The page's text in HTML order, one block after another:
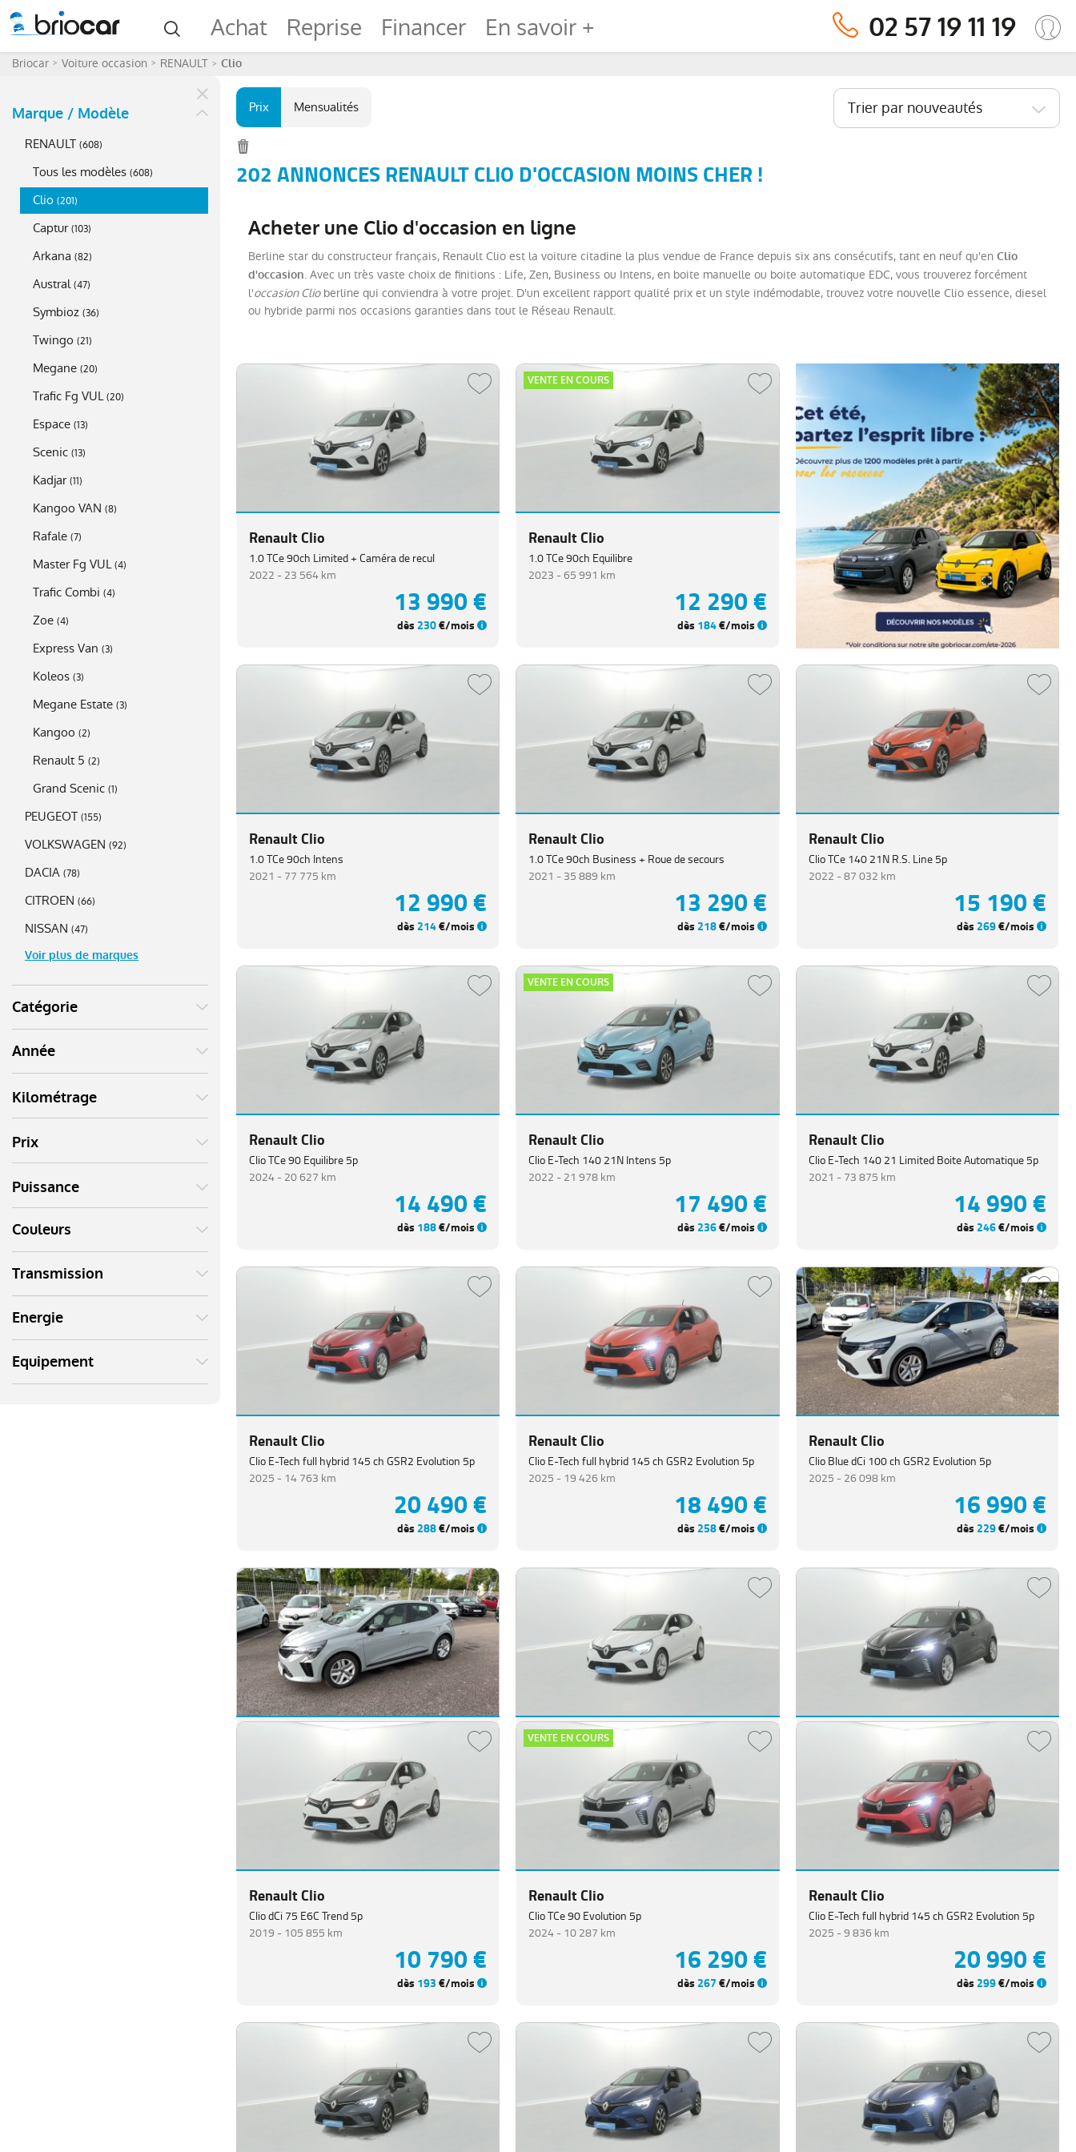
Achat Reprise Financer En savoir + 02 57 19 11 19
Briocar Voiture occasion RENAULT Clio
Marque / Modèle
RENAULT (608)
Tous les modèles (608)
Clio (201)
Captur (103)
Arkana (82)
Austral (47)
Symbioz (36)
Twingo (21)
Megane (20)
Trafic Fg VUL (20)
Espace (13)
Scenic (13)
Kadjar (11)
Kangoo VAN (8)
Rafale (7)
Master Fg VUL (4)
Trafic Combi (4)
Zoe (4)
Express Van (3)
Koleos (3)
Megane Estate (3)
Kangoo (2)
Renault 5 (2)
Grand Scenic (1)
PEUGEOT (155)
VOLKSWAGEN (92)
DACIA (78)
CITROEN (66)
NISSAN (47)
Voir plus de marques
Catégorie
Année
Kilométrage
Prix
Puissance
Couleurs
Transmission
Energie
Equipement
Prix Mensualités Trier par nouveautés
202 ANNONCES RENAULT CLIO D'OCCASION MOINS CHER !
Acheter une Clio d'occasion en ligne
Berline star du constructeur français, Renault Clio est la voiture citadine la plus vendue de France depuis six ans consécutifs, tant en neuf qu'en Clio
d'occasion. Avec un très vaste choix de finitions : Life, Zen, Business ou Intens, en boite manuelle ou boite automatique EDC, vous trouverez forcément
l'occasion Clioberline qui conviendra à votre projet. D'un excellent rapport qualité prix et un style indémodable, trouvez votre nouvelle Clio essence, diesel
ou hybride parmi nos occasions garanties dans tout le Réseau Renault.
Renault Clio
1.0 TCe 90ch Limited + Caméra de recul
2022 -23 564 km
13 990 €
dès 230€/mois
VENTE EN COURS
Renault Clio
1.0 TCe 90ch Equilibre
2023 -65 991 km
12 290 €
dès 184€/mois
Renault Clio
1.0 TCe 90ch Intens
2021 -77 775 km
12 990 €
dès 214€/mois
Renault Clio
1.0 TCe 90ch Business + Roue de secours
2021 -35 889 km
13 290 €
dès 218€/mois
Renault Clio
Clio TCe 140 21N R.S. Line 5p
2022 -87 032 km
15 190 €
dès 269€/mois
Renault Clio
Clio TCe 90 Equilibre 5p
2024 -20 627 km
14 490 €
dès 188€/mois
VENTE EN COURS
Renault Clio
Clio E-Tech 140 21N Intens 5p
2022 -21 978 km
17 490 €
dès 236€/mois
Renault Clio
Clio E-Tech 140 21 Limited Boite Automatique 5p
2021 -73 875 km
14 990 €
dès 246€/mois
Renault Clio
Clio E-Tech full hybrid 145 ch GSR2 Evolution 5p
2025 - 14 763 km
20 490 €
dès 288€/mois
Renault Clio
Clio E-Tech full hybrid 145 ch GSR2 Evolution 5p
2025 - 19 426 km
18 490 €
dès 258€/mois
Renault Clio
Clio Blue dCi 100 ch GSR2 Evolution 5p
2025 -26 098 km
16 990 €
dès 229€/mois
Clio Blue dCi 100 ch GSR2 Evolution 5p
54 250 km
16 490 €
dès224
Renault Clio
Clio Blue dCi 85 Business 5p
76 302 km
13 490 €
dès222
Clio E-Tech full hybrid 145 ch GSR2 Evolution 5p
18 745 km
20 490 €
dès279
Renault Clio
Clio dCi 75 E6C Trend 5p
2019 - 105 855 km
10 790 €
dès 193€/mois
VENTE EN COURS
Renault Clio
Clio TCe 90 Evolution 5p
2024 - 10 287 km
16 290 €
dès 267€/mois
Renault Clio
Clio E-Tech full hybrid 145 ch GSR2 Evolution 5p
2025 -9 836 km
20 990 €
dès 299€/mois